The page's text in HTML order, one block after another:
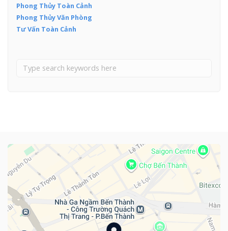
Phong Thủy Toàn Cảnh
Phong Thủy Văn Phòng
Tư Vấn Toàn Cảnh